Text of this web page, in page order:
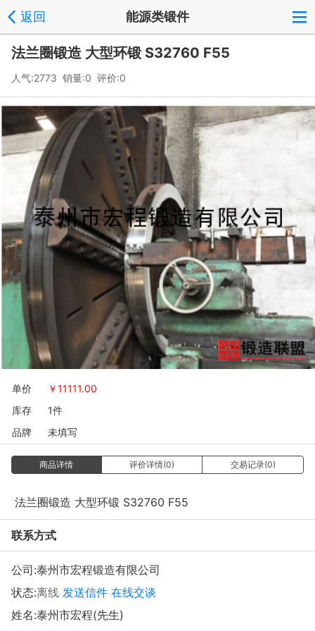
返回 能源类锻件
法兰圈锻造 大型环锻 S32760 F55
人气:2773 销量:0 评价:0
单价 ￥11111.00
库存
1件
品牌
未填写
商品详情 评价详情(0) 交易记录(0)
法兰圈锻造 大型环锻 S32760 F55
联系方式
公司:泰州市宏程锻造有限公司
状态:离线 发送信件 在线交谈
姓名:泰州市宏程(先生)